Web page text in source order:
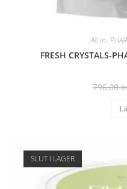
All in-
FRESH CRYSTALS-
796,00
SLUT I LAGER